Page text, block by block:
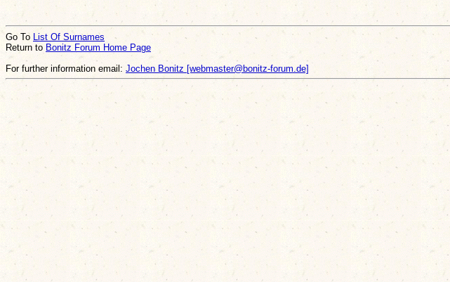
Go To List Of Surnames
Return to Bonitz Forum Home Page
For further information email: Jochen Bonitz [webmaster@bonitz-forum.de]